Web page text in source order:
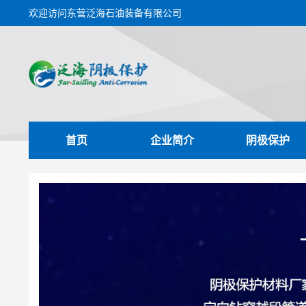
欢迎访问东营泛海石油装备有限公司
首页 企业简介 阴极保护